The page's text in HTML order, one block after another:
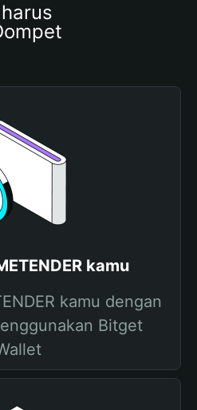
kamu
kamu dengan
Bitget